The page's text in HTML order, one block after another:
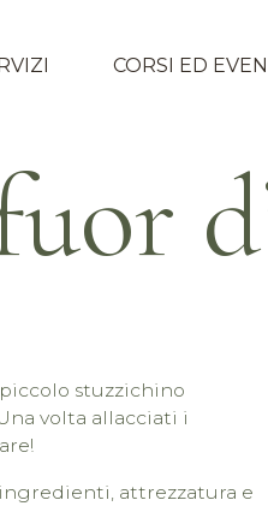
CORSI ED
stuzzichino
volta allacciati i
attrezzatura e